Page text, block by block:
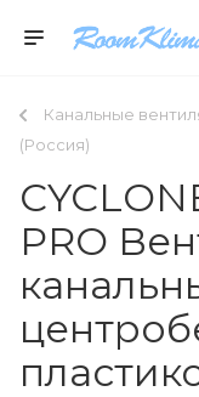
Канальные
(Россия)
PRO